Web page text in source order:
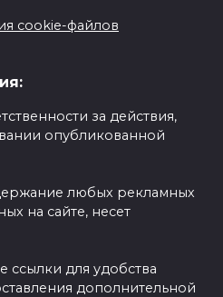
cookie-файлов
за действия,
опубликованной
любых рекламных
на сайте, несет
ссылки для удобства
дополнительной